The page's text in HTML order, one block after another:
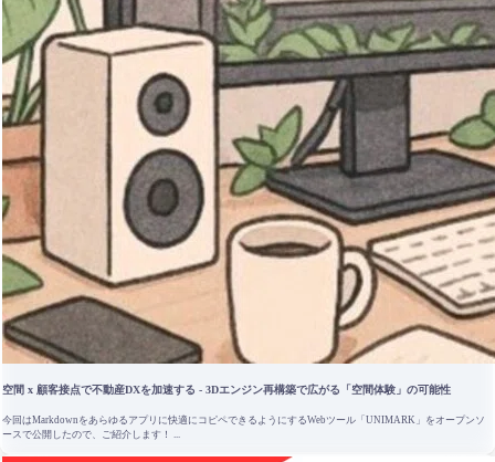
空間 x 顧客接点で不動産DXを加速する - 3Dエンジン再構築で広がる「空間体験」の可能性
今回はMarkdownをあらゆるアプリに快適にコピペできるようにするWebツール「UNIMARK」をオープンソ
ースで公開したので、ご紹介します！ ...